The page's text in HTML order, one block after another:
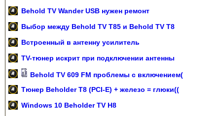
Behold TV Wander USB нужен ремонт
Выбор между Behold TV T85 и Behold TV T8
Встроенный в антенну усилитель
TV-тюнер искрит при подключении антенны
Behold TV 609 FM проблемы с включением(
Тюнер Beholder T8 (PCI-E) + железо = глюки((
Windows 10 Beholder TV H8